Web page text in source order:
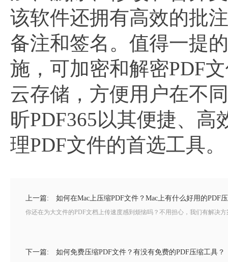
该软件还拥有高效的批
备注和签名。值得一提
施，可加密和解密PDF
云存储，方便用户在不
昕PDF365以其便捷、高
理PDF文件的首选工具。
上一篇: 如何在Mac上压缩PDF文件？Mac上有什么好用的PDF
你还在为大文件的PDF文档上传速度感到烦恼吗？不用担心，我们有解决
下一篇: 如何免费压缩PDF文件？有没有免费的PDF压缩工具？